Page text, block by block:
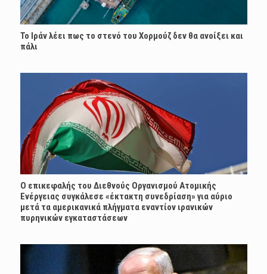
Το Ιράν λέει πως το στενό του Χορμούζ δεν θα ανοίξει και
πάλι
Ο επικεφαλής του Διεθνούς Οργανισμού Ατομικής
Ενέργειας συγκάλεσε «έκτακτη συνεδρίαση» για αύριο
μετά τα αμερικανικά πλήγματα εναντίον ιρανικών
πυρηνικών εγκαταστάσεων